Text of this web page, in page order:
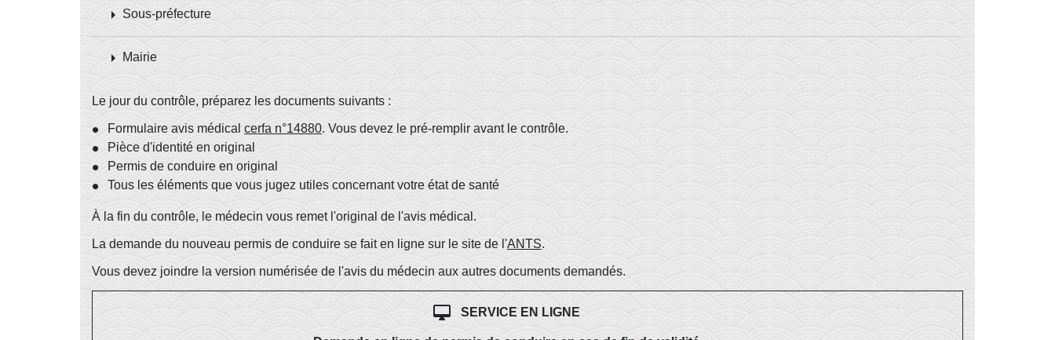
arrow_right Sous-préfecture
arrow_right Mairie
Le jour du contrôle, préparez les documents suivants :
Formulaire avis médical cerfa n°14880. Vous devez le pré-remplir avant le contrôle.
Pièce d'identité en original
Permis de conduire en original
Tous les éléments que vous jugez utiles concernant votre état de santé
À la fin du contrôle, le médecin vous remet l'original de l'avis médical.
La demande du nouveau permis de conduire se fait en ligne sur le site de l'ANTS.
Vous devez joindre la version numérisée de l'avis du médecin aux autres documents demandés.
desktop_mac SERVICE EN LIGNE